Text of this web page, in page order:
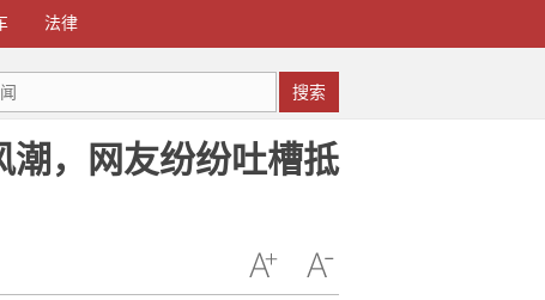
法律
搜索
潮，网友纷纷吐槽抵